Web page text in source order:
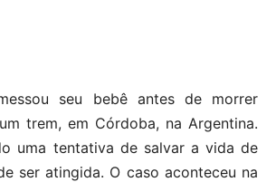
seu bebê antes de morrer
trem, em Córdoba, na Argentina.
uma tentativa de salvar a vida de
ser atingida. O caso aconteceu na